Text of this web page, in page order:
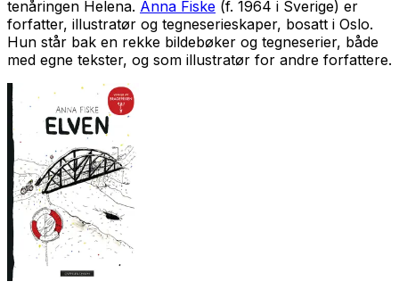
tenåringen Helena. Anna Fiske (f. 1964 i Sverige) er
forfatter, illustratør og tegneserieskaper, bosatt i Oslo.
Hun står bak en rekke bildebøker og tegneserier, både
med egne tekster, og som illustratør for andre forfattere.